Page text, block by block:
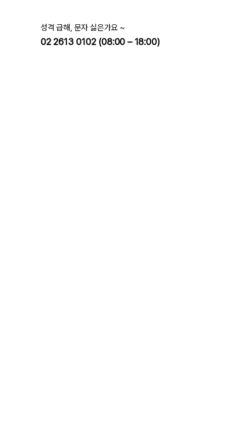
성격 급해, 문자 싫은가요 ~
02 2613 0102 (08:00 – 18:00)